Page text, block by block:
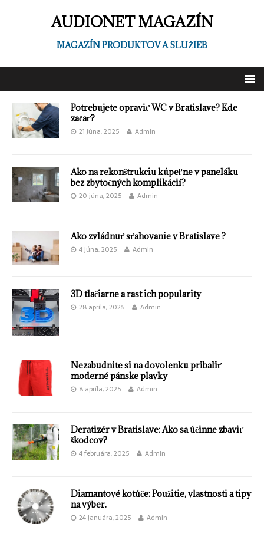
AUDIONET MAGAZÍN
MAGAZÍN PRODUKTOV A SLUŽIEB
Potrebujete opraviť WC v Bratislave? Kde
začať?
21 júna, 2025 Admin
Ako na rekonštrukciu kúpeľne v paneláku
bez zbytočných komplikácií?
20 júna, 2025 Admin
Ako zvládnuť sťahovanie v Bratislave ?
4 júna, 2025 Admin
3D tlačiarne a rast ich popularity
28 apríla, 2025 Admin
Nezabudnite si na dovolenku pribaliť
moderné pánske plavky
8 apríla, 2025 Admin
Deratizér v Bratislave: Ako sa účinne zbaviť
škodcov?
4 februára, 2025 Admin
Diamantové kotúče: Použitie, vlastnosti a tipy
na výber.
24 januára, 2025 Admin